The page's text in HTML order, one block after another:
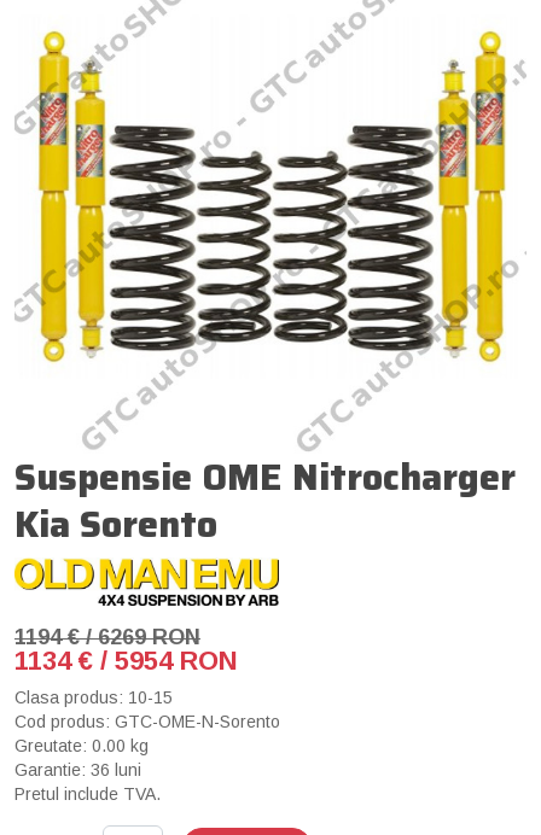
Suspensie OME Nitrocharger
Kia Sorento
1194 € / 6269 RON
1134 € / 5954 RON
Clasa produs: 10-15
Cod produs: GTC-OME-N-Sorento
Greutate: 0.00 kg
Garantie: 36 luni
Pretul include TVA.